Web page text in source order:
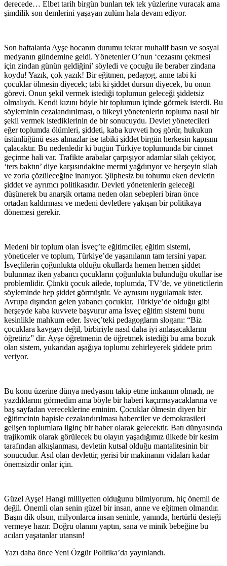
derecede… Elbet tarih birgün bunları tek tek yüzlerine vuracak ama
şimdilik son demlerini yaşayan zulüm hala devam ediyor.
Son haftalarda Ayşe hocanın durumu tekrar muhalif basın ve sosyal
medyanın gündemine geldi. Yönetenler O’nun ‘cezasını çekmesi
için zindan günün geldiğini’ söyledi ve çocuğu ile beraber zindana
koydu! Yazık, çok yazık! Bir eğitmen, pedagog, anne tabi ki
çocuklar ölmesin diyecek; tabi ki şiddet dursun diyecek, bu onun
görevi. Onun şekil vermek istediği toplumun geleceği şiddetsiz
olmalıydı. Kendi kızını böyle bir toplumun içinde görmek isterdi. Bu
söyleminin cezalandırılması, o ülkeyi yönetenlerin topluma nasıl bir
şekil vermek istediklerinin de bir sonucuydu. Devlet yönetecileri
eğer toplumda ölümleri, şiddeti, kaba kuvveti hoş görür, hukukun
üstünlüğünü esas almazlar ise tabiki şiddet birgün herkesin kapısını
çalacaktır. Bu nedenledir ki bugün Türkiye toplumunda bir cinnet
geçirme hali var. Trafikte arabalar çarpışıyor adamlar silah çekiyor,
‘ters baktın’ diye karşısındakine mermi yağdırıyor ve herşeyin silah
ve zorla çözüleceğine inanıyor. Şüphesiz bu tohumu eken devletin
şiddet ve ayrımcı politikasıdır. Devleti yönetenlerin geleceği
düşünerek bu anarşik ortama neden olan sebepleri biran önce
ortadan kaldırması ve medeni devletlere yakışan bir politikaya
dönemesi gerekir.
Medeni bir toplum olan İsveç’te eğitimciler, eğitim sistemi,
yöneticeler ve toplum, Türkiye’de yaşanılanın tam tersini yapar.
İsveçlilerin çoğunlukta olduğu okullarda hemen hemen şiddet
bulunmaz iken yabancı çocukların çoğunlukta bulunduğu okullar ise
problemlidir. Çünkü çocuk ailede, toplumda, TV’de, ve yöneticilerin
söyleminde hep şiddet görmüştür. Ve aynısını uygulamak ister.
Avrupa dışından gelen yabancı çocuklar, Türkiye’de olduğu gibi
herşeyde kaba kuvvete başvurur ama İsveç eğitim sistemi bunu
kesinlikle mahkum eder. İsveç’teki pedagogların sloganı: “Biz
çocuklara kavgayı değil, birbiriyle nasıl daha iyi anlaşacaklarını
öğretiriz” dir. Ayşe öğretmenin de öğretmek istediği bu ama bozuk
olan sistem, yukarıdan aşağıya toplumu zehirleyerek şiddete prim
veriyor.
Bu konu üzerine dünya medyasını takip etme imkanım olmadı, ne
yazdıklarını görmedim ama böyle bir haberi kaçırmayacaklarına ve
baş sayfadan vereceklerine eminim. Çocuklar ölmesin diyen bir
eğitimcinin hapisle cezalandırılması haberciler ve demokrasileri
gelişen toplumlara ilginç bir haber olarak gelecektir. Batı dünyasında
trajikomik olarak görülecek bu olayın yaşadığımız ülkede bir kesim
tarafından alkışlanması, devletin kutsal olduğu mantalitesinin bir
sonucudur. Asıl olan devlettir, gerisi bir makinanın vidaları kadar
önemsizdir onlar için.
Güzel Ayşe! Hangi milliyetten olduğunu bilmiyorum, hiç önemli de
değil. Önemli olan senin güzel bir insan, anne ve eğitmen olmandır.
Başın dik olsun, milyonlarca insan seninle, yanında, hertürlü desteği
vermeye hazır. Doğru olanını yaptın, sana ve minik bebeğine bu
acıları yaşatanlar utansın!
Yazı daha önce Yeni Özgür Politika’da yayınlandı.